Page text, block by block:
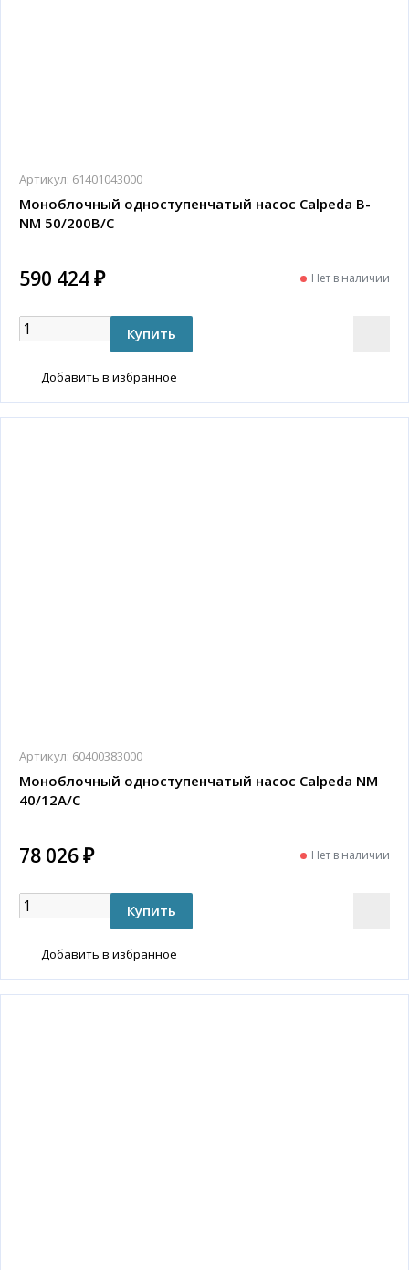
Артикул: 61401043000
Моноблочный одноступенчатый насос Calpeda B-
NM 50/200B/C
590 424 ₽ Нет в наличии
Добавить в избранное
Артикул: 60400383000
Моноблочный одноступенчатый насос Calpeda NM
40/12A/C
78 026 ₽ Нет в наличии
Добавить в избранное